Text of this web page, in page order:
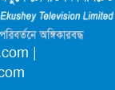
২ কর্মকর্তা
|